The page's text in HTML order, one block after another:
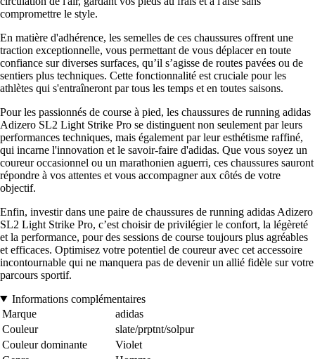
compromettre le style.
En matière d'adhérence, les semelles de ces chaussures offrent une
traction exceptionnelle, vous permettant de vous déplacer en toute
confiance sur diverses surfaces, qu’il s’agisse de routes pavées ou de
sentiers plus techniques. Cette fonctionnalité est cruciale pour les
athlètes qui s'entraîneront par tous les temps et en toutes saisons.
Pour les passionnés de course à pied, les chaussures de running adidas
Adizero SL2 Light Strike Pro se distinguent non seulement par leurs
performances techniques, mais également par leur esthétisme raffiné,
qui incarne l'innovation et le savoir-faire d'adidas. Que vous soyez un
coureur occasionnel ou un marathonien aguerri, ces chaussures sauront
répondre à vos attentes et vous accompagner aux côtés de votre
objectif.
Enfin, investir dans une paire de chaussures de running adidas Adizero
SL2 Light Strike Pro, c’est choisir de privilégier le confort, la légèreté
et la performance, pour des sessions de course toujours plus agréables
et efficaces. Optimisez votre potentiel de coureur avec cet accessoire
incontournable qui ne manquera pas de devenir un allié fidèle sur votre
parcours sportif.
Informations complémentaires
Marque
adidas
Couleur
slate/prptnt/solpur
Couleur dominante
Violet